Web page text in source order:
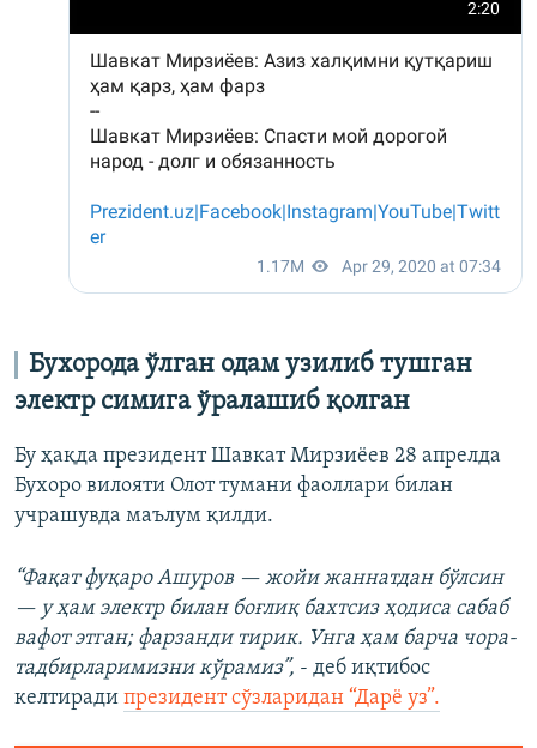
Бухорода ўлган одам узилиб тушган
электр симига ўралашиб қолган
Бу ҳақда президент Шавкат Мирзиёев 28 апрелда
Бухоро вилояти Олот тумани фаоллари билан
учрашувда маълум қилди.
“Фақат фуқаро Ашуров — жойи жаннатдан бўлсин
— у ҳам электр билан боғлиқ бахтсиз ҳодиса сабаб
вафот этган; фарзанди тирик. Унга ҳам барча чора-
тадбирларимизни кўрамиз”, - деб иқтибос
келтиради президент сўзларидан “Дарё уз”.